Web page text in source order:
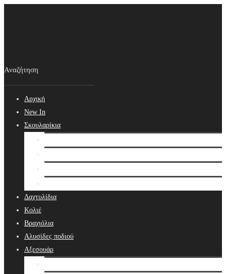
Αρχική
New In
Σκουλαρίκια
Δαχτυλίδια
Κολιέ
Βραχιόλια
Αλυσίδες ποδιού
Αξεσουάρ